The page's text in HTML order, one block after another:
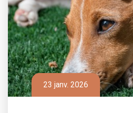
23 janv. 2026